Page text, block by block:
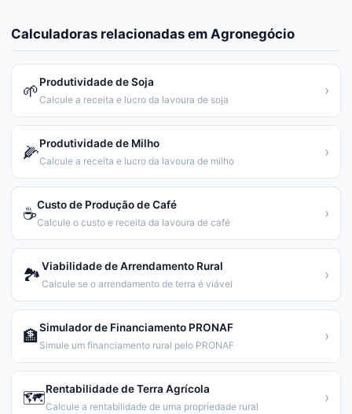
Calculadoras relacionadas em Agronegócio
🌱Produtividade de Soja
Calcule a receita e lucro da lavoura de soja
›
🌽Produtividade de Milho
Calcule a receita e lucro da lavoura de milho
›
☕Custo de Produção de Café
Calcule o custo e receita da lavoura de café
›
🏞️Viabilidade de Arrendamento Rural
Calcule se o arrendamento de terra é viável
›
🏦Simulador de Financiamento PRONAF
Simule um financiamento rural pelo PRONAF
›
🗺️Rentabilidade de Terra Agrícola
Calcule a rentabilidade de uma propriedade rural
›